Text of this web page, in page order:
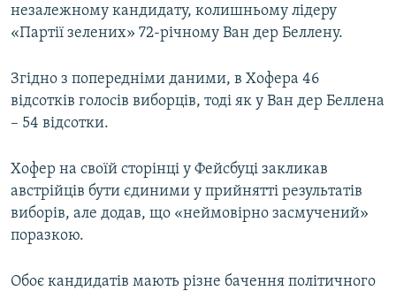
СПЕЦПРОЕКТИ
ДЕПОРТАЦІЯ
ВІДЕОУРОКИ «ELIFBE»
СВІДЧЕННЯ ОКУПАЦІЇ
ІНФОГРАФІКА
ЯК ОБІЙТИ БЛОКУВАННЯ
Русский
Qırımtatar
ДОЛУЧАЙСЯ!
незалежному кандидату, колишньому лідеру
«Партії зелених» 72-річному Ван дер Беллену.
Згідно з попередніми даними, в Хофера 46
відсотків голосів виборців, тоді як у Ван дер Беллена
– 54 відсотки.
Хофер на своїй сторінці у Фейсбуці закликав
австрійців бути єдиними у прийнятті результатів
виборів, але додав, що «неймовірно засмучений»
поразкою.
Обоє кандидатів мають різне бачення політичного